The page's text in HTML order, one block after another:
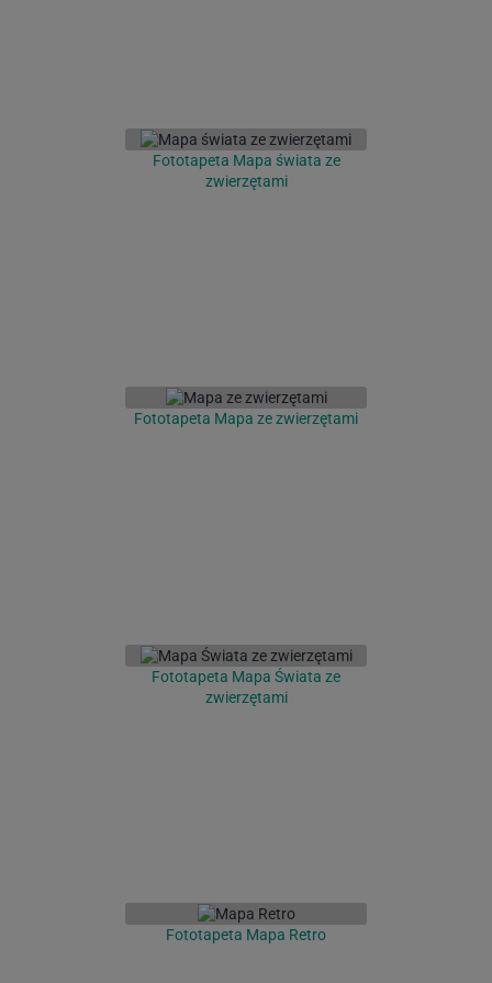
Fototapeta Mapa świata ze
zwierzętami
Fototapeta Mapa ze zwierzętami
Fototapeta Mapa Świata ze
zwierzętami
Fototapeta Mapa Retro